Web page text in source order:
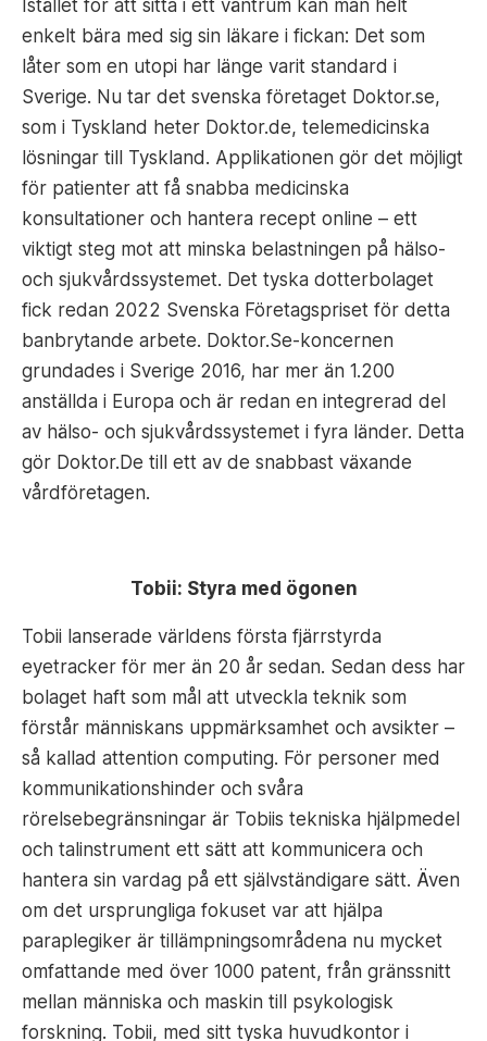
Istället för att sitta i ett väntrum kan man helt
enkelt bära med sig sin läkare i fickan: Det som
låter som en utopi har länge varit standard i
Sverige. Nu tar det svenska företaget Doktor.se,
som i Tyskland heter Doktor.de, telemedicinska
lösningar till Tyskland. Applikationen gör det möjligt
för patienter att få snabba medicinska
konsultationer och hantera recept online – ett
viktigt steg mot att minska belastningen på hälso-
och sjukvårdssystemet. Det tyska dotterbolaget
fick redan 2022 Svenska Företagspriset för detta
banbrytande arbete. Doktor.Se-koncernen
grundades i Sverige 2016, har mer än 1.200
anställda i Europa och är redan en integrerad del
av hälso- och sjukvårdssystemet i fyra länder. Detta
gör Doktor.De till ett av de snabbast växande
vårdföretagen.
Tobii: Styra med ögonen
Tobii lanserade världens första fjärrstyrda
eyetracker för mer än 20 år sedan. Sedan dess har
bolaget haft som mål att utveckla teknik som
förstår människans uppmärksamhet och avsikter –
så kallad attention computing. För personer med
kommunikationshinder och svåra
rörelsebegränsningar är Tobiis tekniska hjälpmedel
och talinstrument ett sätt att kommunicera och
hantera sin vardag på ett självständigare sätt. Även
om det ursprungliga fokuset var att hjälpa
paraplegiker är tillämpningsområdena nu mycket
omfattande med över 1000 patent, från gränssnitt
mellan människa och maskin till psykologisk
forskning. Tobii, med sitt tyska huvudkontor i